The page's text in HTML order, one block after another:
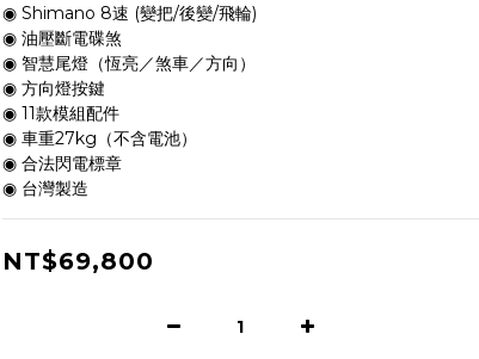
◉ Shimano 8速 (變把/後變/飛輪)
◉ 油壓斷電碟煞
◉ 智慧尾燈（恆亮／煞車／方向）
◉ 方向燈按鍵
◉ 11款模組配件
◉ 車重27kg（不含電池）
◉ 合法閃電標章
◉ 台灣製造
NT$69,800